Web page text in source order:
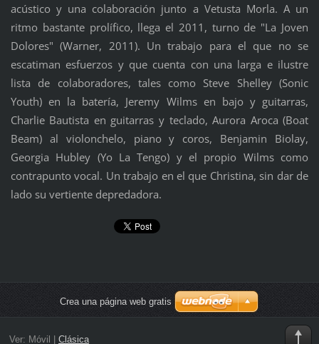
acústico y una colaboración junto a Vetusta Morla. A un
ritmo bastante prolífico, llega el 2011, turno de "La Joven
Dolores" (Warner, 2011). Un trabajo para el que no se
escatiman esfuerzos y que cuenta con una larga e ilustre
lista de colaboradores, tales como Steve Shelley (Sonic
Youth) en la batería, Jeremy Wilms en bajo y guitarras,
Charlie Bautista en guitarras y teclado, Aurora Aroca (Boat
Beam) al violonchelo, piano y coros, Benjamin Biolay,
Georgia Hubley (Yo La Tengo) y el propio Wilms como
contrapunto vocal. Un trabajo en el que Christina, sin dar de
lado su vertiente depredadora.
Crea una página web gratis
Ver: Móvil Clásica